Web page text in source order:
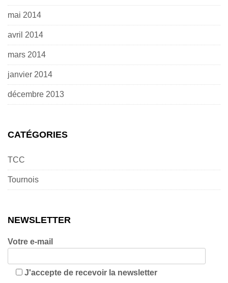
mai 2014
avril 2014
mars 2014
janvier 2014
décembre 2013
CATÉGORIES
TCC
Tournois
NEWSLETTER
Votre e-mail
J'accepte de recevoir la newsletter